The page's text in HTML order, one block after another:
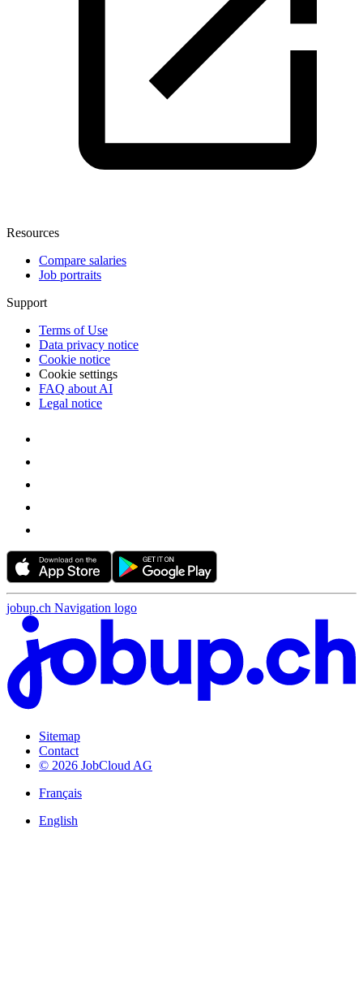
Resources
Compare salaries
Job portraits
Support
Terms of Use
Data privacy notice
Cookie notice
Cookie settings
FAQ about AI
Legal notice
jobup.ch Navigation logo
Sitemap
Contact
© 2026 JobCloud AG
Français
English